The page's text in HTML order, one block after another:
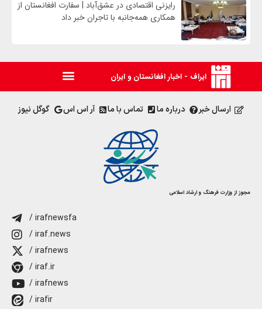
رایزنی اقتصادی در عشق‌آباد | سفارت افغانستان از
همکاری همه‌جانبه با تاجران خبر داد
ایراف - اخبار افغانستان و ایران
ارسال خبر درباره ما تماس با ما آر اس اس گوگل نیوز
مجوز از وزارت فرهنگ و ارشاد اسلامی
/ irafnewsfa
/ iraf.news
/ irafnews
/ iraf.ir
/ irafnews
/ irafir